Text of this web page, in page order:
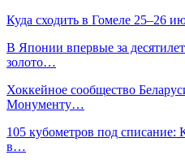
Куда сходить в Гомеле 25–26
В Японии впервые за
золото…
Хоккейное сообщество
Монументу…
105 кубометров под
в…